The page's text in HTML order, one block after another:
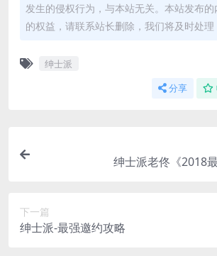
发生的侵权行为，与本站无关。本站发布
的权益，请联系站长删除，我们将及时处理
绅士派
分享
绅士派老佟《2018
下一篇
绅士派-最强邀约攻略